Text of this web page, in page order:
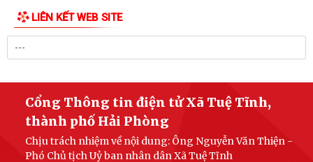
THỐNG KÊ TRUY CẬP
Đang online: 8 Hôm nay: